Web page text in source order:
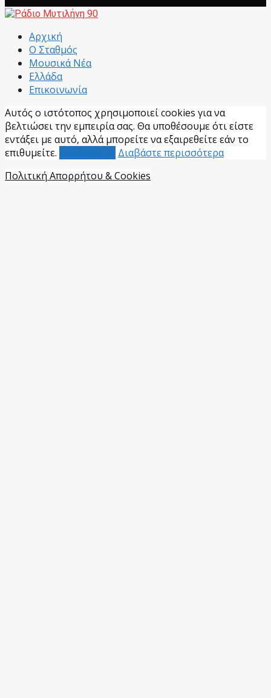
Αρχική
Ο Σταθμός
Μουσικά Νέα
Ελλάδα
Επικοινωνία
Αυτός ο ιστότοπος χρησιμοποιεί cookies για να
βελτιώσει την εμπειρία σας. Θα υποθέσουμε ότι είστε
εντάξει με αυτό, αλλά μπορείτε να εξαιρεθείτε εάν το
επιθυμείτε.
Διαβάστε περισσότερα
Πολιτική Απορρήτου & Cookies